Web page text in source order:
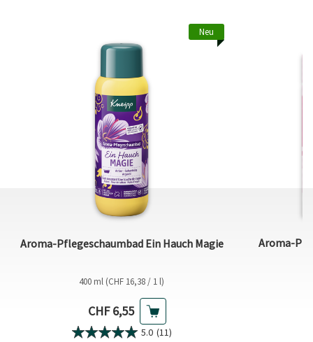
Neu
Aroma-Pflegeschaumbad Ein Hauch Magie
400 ml (CHF 16,38 / 1 l)
Aktueller Preis
CHF 6,55
5.0 (11)
Aroma-